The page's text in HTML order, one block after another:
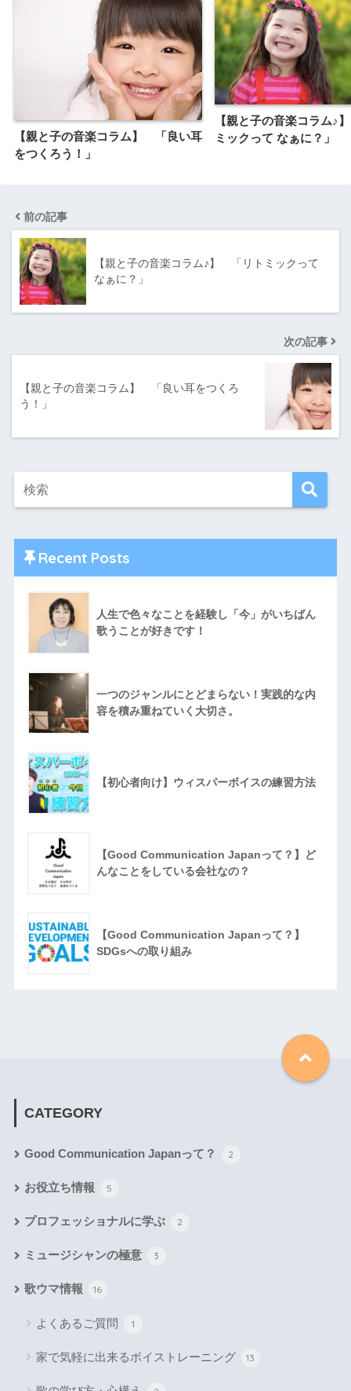
【親と子の音楽コラム】 「良い耳
をつくろう！」
【親と子の音楽コラム♪
ミックって なぁに？」
前の記事
【親と子の音楽コラム♪】 「リトミックって
なぁに？」
次の記事
【親と子の音楽コラム】 「良い耳をつくろ
う！」
Recent Posts
人生で色々なことを経験し「今」がいちばん
歌うことが好きです！
一つのジャンルにとどまらない！実践的な内
容を積み重ねていく大切さ。
【初心者向け】ウィスパーボイスの練習方法
【Good Communication Japanって？】ど
んなことをしている会社なの？
【Good Communication Japanって？】
SDGsへの取り組み
CATEGORY
Good Communication Japanって？ 2
お役立ち情報 5
プロフェッショナルに学ぶ 2
ミュージシャンの極意 3
歌ウマ情報 16
よくあるご質問 1
家で気軽に出来るボイストレーニング 13